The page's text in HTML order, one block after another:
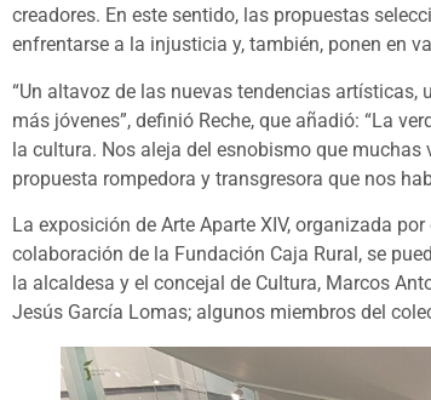
creadores. En este sentido, las propuestas
enfrentarse a la injusticia y, también, ponen en
“Un altavoz de las nuevas tendencias
más jóvenes”, definió Reche, que añadió: “La
la cultura. Nos aleja del esnobismo que
propuesta rompedora y transgresora que nos
La exposición de Arte Aparte XIV, organizada
colaboración de la Fundación Caja Rural, se
la alcaldesa y el concejal de Cultura, Marcos
Jesús García Lomas; algunos miembros del